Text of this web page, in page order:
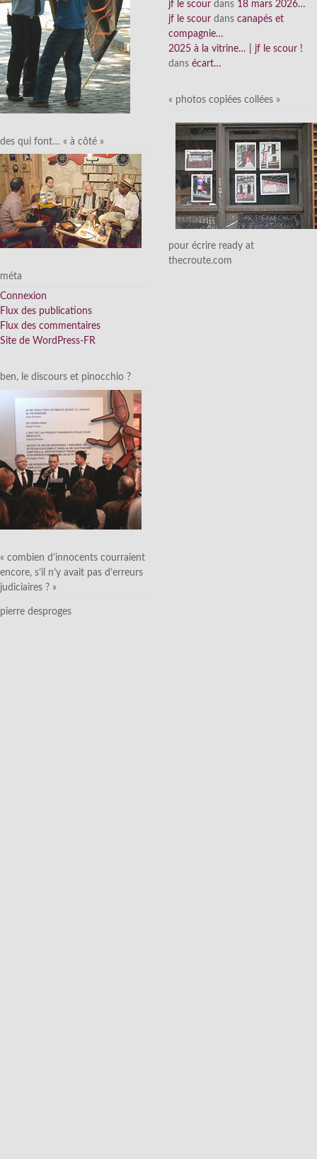
des qui font… « à côté »
méta
Connexion
Flux des publications
Flux des commentaires
Site de WordPress-FR
ben, le discours et pinocchio ?
« combien d’innocents courraient
encore, s’il n’y avait pas d’erreurs
judiciaires ? »
pierre desproges
jf le scour dans 18 mars 2026…
jf le scour dans canapés et
compagnie…
2025 à la vitrine… | jf le scour !
dans écart…
« photos copiées collées »
pour écrire ready at
thecroute.com